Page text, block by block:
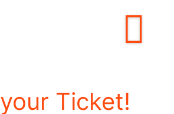
your Ticket!